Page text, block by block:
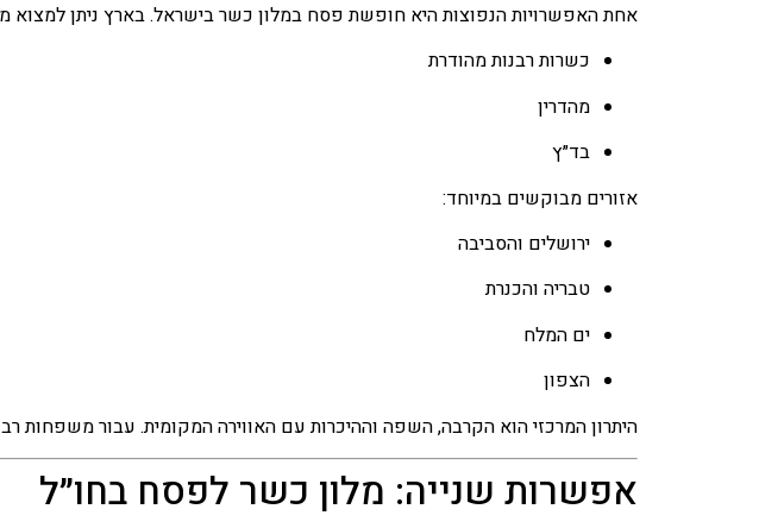
אחת האפשרויות הנפוצות היא חופשת פסח במלון כשר בישראל. בארץ ניתן למצוא
כשרות רבנות מהודרת
מהדרין
בד״ץ
אזורים מבוקשים במיוחד:
ירושלים והסביבה
טבריה והכנרת
ים המלח
הצפון
היתרון המרכזי הוא הקרבה, השפה וההיכרות עם האווירה המקומית. עבור משפחות
אפשרות שנייה: מלון כשר לפסח בחו״ל